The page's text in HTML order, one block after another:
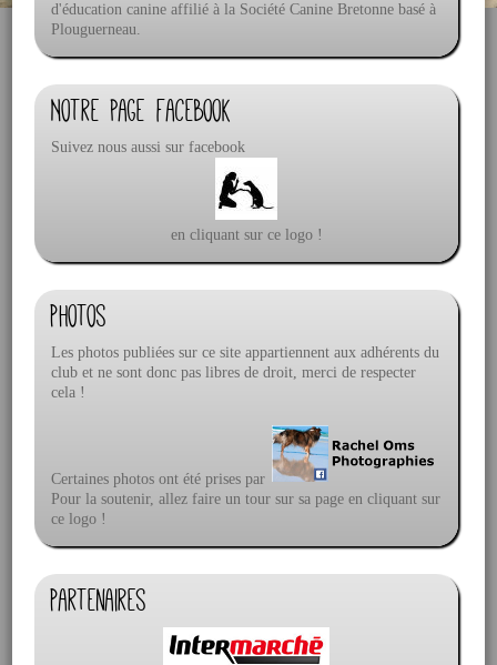
d'éducation canine affilié à la Société Canine Bretonne basé à
Plouguerneau.
Notre page facebook
Suivez nous aussi sur facebook
en cliquant sur ce logo !
Photos
Les photos publiées sur ce site appartiennent aux adhérents du
club et ne sont donc pas libres de droit, merci de respecter
cela !
Certaines photos ont été prises par
Pour la soutenir, allez faire un tour sur sa page en cliquant sur
ce logo !
Partenaires